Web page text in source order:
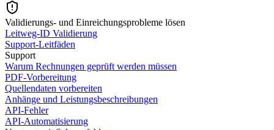
Validierungs- und Einreichungsprobleme lösen
Leitweg-ID Validierung
Support-Leitfäden
Support
Warum Rechnungen geprüft werden müssen
PDF-Vorbereitung
Quellendaten vorbereiten
Anhänge und Leistungsbeschreibungen
API-Fehler
API-Automatisierung